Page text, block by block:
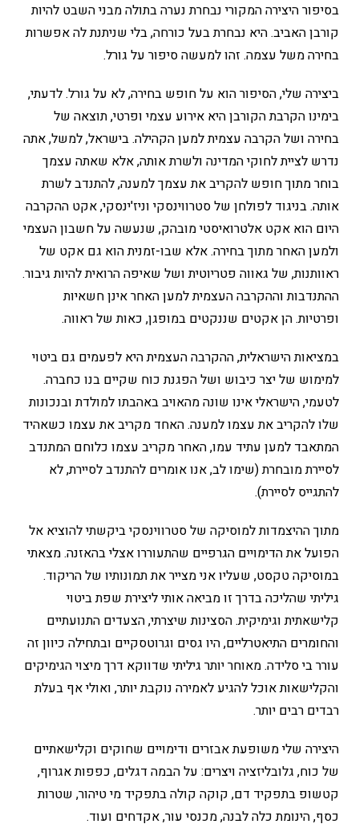
בסיפור היצירה המקורי נבחרת נערה בתולה מבני השבט להיות
קורבן האביב. היא נבחרת בעל כורחה, בלי שניתנת לה אפשרות
בחירה משל עצמה. זהו למעשה סיפור על גורל.
ביצירה שלי, הסיפור הוא על חופש בחירה, לא על גורל. לדעתי,
בימינו הקרבת הקורבן היא אירוע עצמי ופרטי, תוצאה של
בחירה ושל הקרבה עצמית למען הקהילה. בישראל, למשל, אתה
נדרש לציית לחוקי המדינה ולשרת אותה, אלא שאתה עצמך
בוחר מתוך חופש להקריב את עצמך למענה, להתנדב לשרת
אותה. בניגוד לפולחן של סטרווינסקי וניז'ינסקי, אקט ההקרבה
היום הוא אקט אלטרואיסטי מובהק, שנעשה על חשבון העצמי
ולמען האחר מתוך בחירה. אלא שבו-זמנית הוא גם אקט של
ראוותנות, של גאווה פטריוטית ושל שאיפה הרואית להיות גיבור.
ההתנדבות וההקרבה העצמית למען האחר אינן חשאיות
ופרטיות. הן אקטים שננקטים במופגן, כאות של ראווה.
במציאות הישראלית, ההקרבה העצמית היא לפעמים גם ביטוי
למימוש של יצר כיבוש ושל הפגנת כוח שקיים בנו כחברה.
לטעמי, הישראלי אינו שונה מהאויב באהבתו למולדת ובנכונות
שלו להקריב את עצמו למענה. האחד מקריב את עצמו כשאהיד
המתאבד למען עתיד עמו, האחר מקריב עצמו כלוחם המתנדב
לסיירת מובחרת (שימו לב, אנו אומרים להתנדב לסיירת, לא
להתגייס לסיירת).
מתוך ההיצמדות למוסיקה של סטרווינסקי ביקשתי להוציא אל
הפועל את הדימויים הגרפיים שהתעוררו אצלי בהאזנה. מצאתי
במוסיקה טקסט, שעליו אני מצייר את תמונותיו של הריקוד.
גיליתי שהליכה בדרך זו מביאה אותי ליצירת שפת ביטוי
קלישאתית וגימיקית. הסצינות שיצרתי, הצעדים התנועתיים
והחומרים התיאטרליים, היו גסים וגרוטסקיים ובתחילה כיוון זה
עורר בי סלידה. מאוחר יותר גיליתי שדווקא דרך מיצוי הגימיקים
והקלישאות אוכל להגיע לאמירה נוקבת יותר, ואולי אף בעלת
רבדים רבים יותר.
היצירה שלי משופעת אבזרים ודימויים שחוקים וקלישאתיים
של כוח, גלובליזציה ויצרים: על הבמה דגלים, כפפות אגרוף,
קטשופ בתפקיד דם, קוקה קולה בתפקיד מי טיהור, שטרות
כסף, הינומת כלה לבנה, מכנסי עור, אקדחים ועוד.